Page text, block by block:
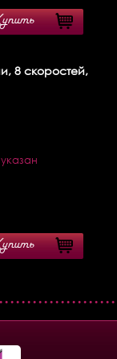
8 скоростей,